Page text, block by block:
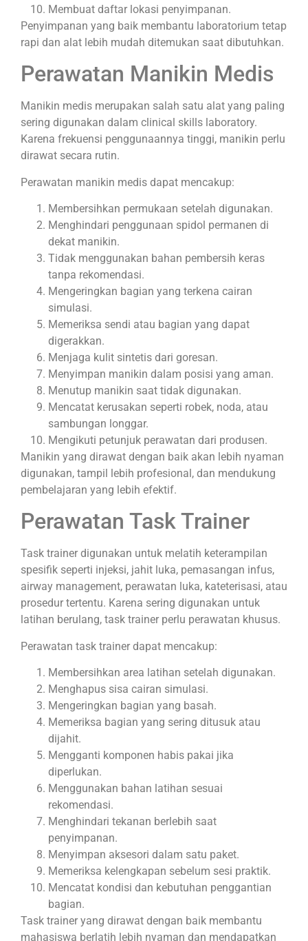
Membuat daftar lokasi penyimpanan.
Penyimpanan yang baik membantu laboratorium tetap
rapi dan alat lebih mudah ditemukan saat dibutuhkan.
Perawatan Manikin Medis
Manikin medis merupakan salah satu alat yang paling
sering digunakan dalam clinical skills laboratory.
Karena frekuensi penggunaannya tinggi, manikin perlu
dirawat secara rutin.
Perawatan manikin medis dapat mencakup:
Membersihkan permukaan setelah digunakan.
Menghindari penggunaan spidol permanen di
dekat manikin.
Tidak menggunakan bahan pembersih keras
tanpa rekomendasi.
Mengeringkan bagian yang terkena cairan
simulasi.
Memeriksa sendi atau bagian yang dapat
digerakkan.
Menjaga kulit sintetis dari goresan.
Menyimpan manikin dalam posisi yang aman.
Menutup manikin saat tidak digunakan.
Mencatat kerusakan seperti robek, noda, atau
sambungan longgar.
Mengikuti petunjuk perawatan dari produsen.
Manikin yang dirawat dengan baik akan lebih nyaman
digunakan, tampil lebih profesional, dan mendukung
pembelajaran yang lebih efektif.
Perawatan Task Trainer
Task trainer digunakan untuk melatih keterampilan
spesifik seperti injeksi, jahit luka, pemasangan infus,
airway management, perawatan luka, kateterisasi, atau
prosedur tertentu. Karena sering digunakan untuk
latihan berulang, task trainer perlu perawatan khusus.
Perawatan task trainer dapat mencakup:
Membersihkan area latihan setelah digunakan.
Menghapus sisa cairan simulasi.
Mengeringkan bagian yang basah.
Memeriksa bagian yang sering ditusuk atau
dijahit.
Mengganti komponen habis pakai jika
diperlukan.
Menggunakan bahan latihan sesuai
rekomendasi.
Menghindari tekanan berlebih saat
penyimpanan.
Menyimpan aksesori dalam satu paket.
Memeriksa kelengkapan sebelum sesi praktik.
Mencatat kondisi dan kebutuhan penggantian
bagian.
Task trainer yang dirawat dengan baik membantu
mahasiswa berlatih lebih nyaman dan mendapatkan